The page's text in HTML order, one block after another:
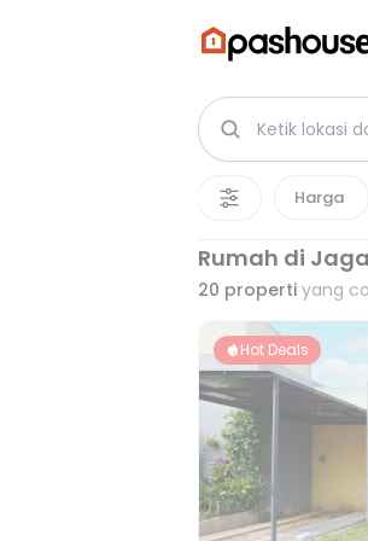
Harga
Rumah di
20 properti yang
Hot Deals